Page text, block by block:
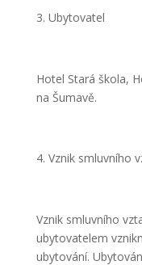
Ubytovatel
Hotel Stará škola,
na Šumavě.
Vznik smluvního
Vznik smluvního
ubytovatelem
ubytování.